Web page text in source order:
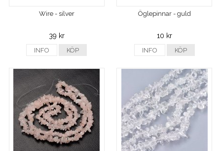
Wire - silver
39 kr
INFO KÖP
Öglepinnar - guld
10 kr
INFO KÖP